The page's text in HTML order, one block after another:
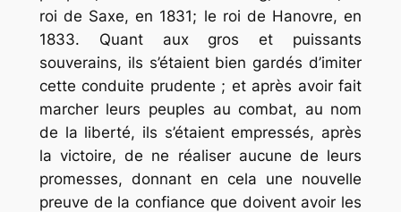
roi de Saxe, en 1831; le roi de Hanovre, en
1833. Quant aux gros et puissants
souverains, ils s’étaient bien gardés d’imiter
cette conduite prudente ; et après avoir fait
marcher leurs peuples au combat, au nom
de la liberté, ils s’étaient empressés, après
la victoire, de ne réaliser aucune de leurs
promesses, donnant en cela une nouvelle
preuve de la confiance que doivent avoir les